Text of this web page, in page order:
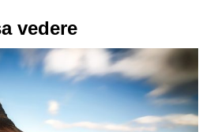
vedere